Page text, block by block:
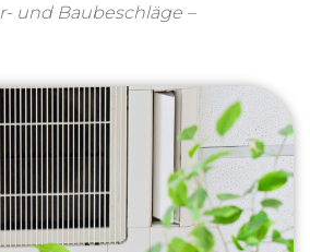
und Baubeschläge –